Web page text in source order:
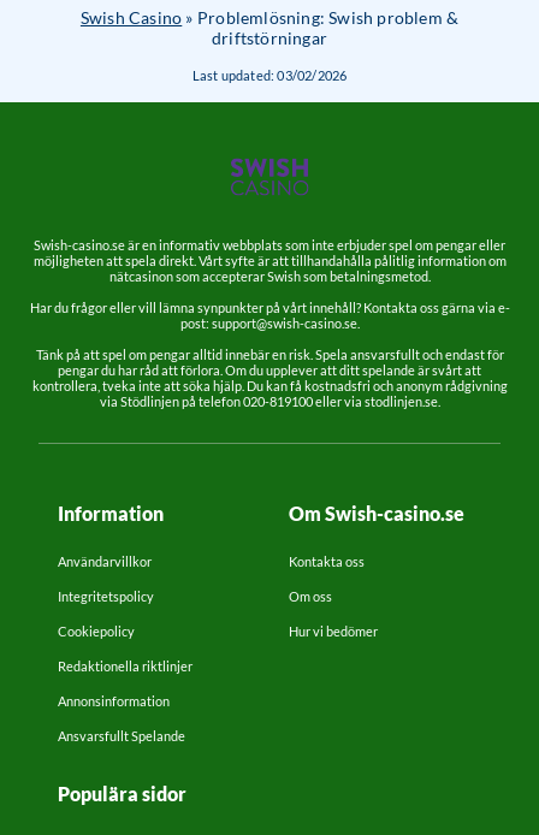
Swish Casino » Problemlösning: Swish problem &
driftstörningar
Last updated:03/02/2026
Swish-casino.se är en informativ webbplats som inte erbjuder spel om pengar eller
möjligheten att spela direkt. Vårt syfte är att tillhandahålla pålitlig information om
nätcasinon som accepterar Swish som betalningsmetod.
Har du frågor eller vill lämna synpunkter på vårt innehåll? Kontakta oss gärna via e-
post: support@swish-casino.se.
Tänk på att spel om pengar alltid innebär en risk. Spela ansvarsfullt och endast för
pengar du har råd att förlora. Om du upplever att ditt spelande är svårt att
kontrollera, tveka inte att söka hjälp. Du kan få kostnadsfri och anonym rådgivning
via Stödlinjen på telefon 020-819100 eller via stodlinjen.se.
Information
Användarvillkor
Integritetspolicy
Cookiepolicy
Redaktionella riktlinjer
Annonsinformation
Ansvarsfullt Spelande
Om Swish-casino.se
Kontakta oss
Om oss
Hur vi bedömer
Populära sidor